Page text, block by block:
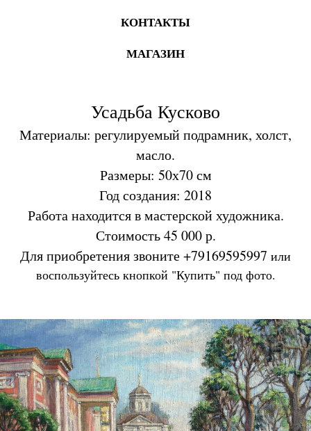
КОНТАКТЫ
МАГАЗИН
Усадьба Кусково
Материалы: регулируемый подрамник, холст,
масло.
Размеры: 50х70 см
Год создания: 2018
Работа находится в мастерской художника.
Стоимость 45 000 р.
Для приобретения звоните +79169595997 или
воспользуйтесь кнопкой "Купить" под фото.